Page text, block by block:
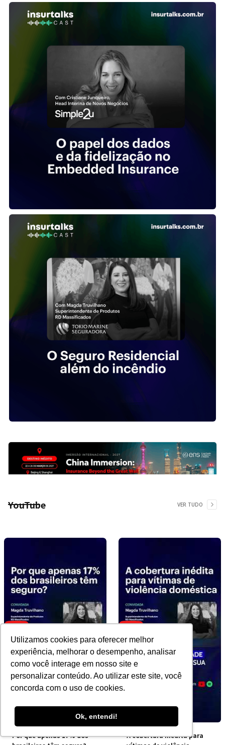
Utilizamos cookies para oferecer melhor
experiência, melhorar o desempenho, analisar
como você interage em nosso site e
personalizar conteúdo. Ao utilizar este site, você
concorda com o uso de cookies.
Ok, entendi!
YouTube VER TUDO
Por que apenas 17% dos
A cobertura inédita para